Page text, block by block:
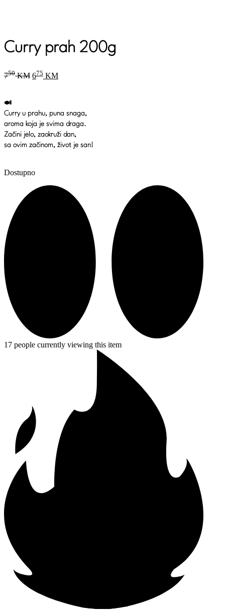
Curry prah 200g
750 KM Original
price
675 KMCurrent
price
🍛
Curry u prahu, puna snaga,
aroma koja je svima draga.
Začini jelo, zaokruži dan,
sa ovim začinom, život je san!
Dostupno
17 people currently viewing this item